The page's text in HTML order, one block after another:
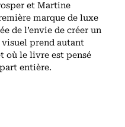
et Martine
marque de luxe
de l’envie de créer un
prend autant
où le livre est pensé
entière.